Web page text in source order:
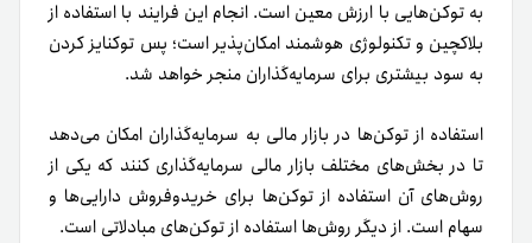
به توکن‌هایی با ارزش معین است. انجام این فرایند با استفاده از
بلاکچین و تکنولوژی هوشمند امکان‌پذیر است؛ پس توکنایز کردن
به سود بیشتری برای سرمایه‌گذاران منجر خواهد شد.
استفاده از توکن‌ها در بازار مالی به سرمایه‌گذاران امکان می‌دهد
تا در بخش‌های مختلف بازار مالی سرمایه‌گذاری کنند که یکی از
روش‌های آن استفاده از توکن‌ها برای خریدوفروش دارایی‌ها و
سهام است. از دیگر روش‌ها استفاده از توکن‌های مبادلاتی است.